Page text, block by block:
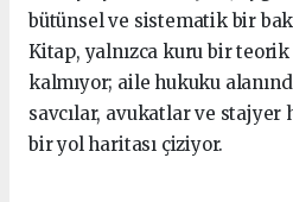
bütünsel ve sistematik bir
Kitap, yalnızca kuru bir teorik
kalmıyor; aile hukuku
savcılar, avukatlar ve
bir yol haritası çiziyor.